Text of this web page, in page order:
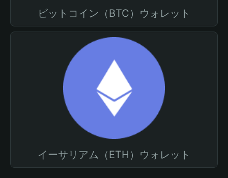
ビットコイン（BTC）ウォレット
イーサリアム（ETH）ウォレット